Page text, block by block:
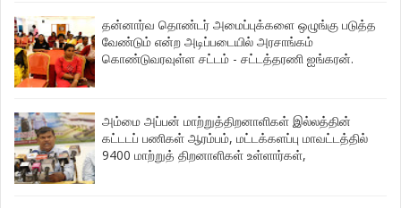
தன்னார்வ தொண்டர் அமைப்புக்களை ஒழுங்கு படுத்த
வேண்டும் என்ற அடிப்படையில் அரசாங்கம்
கொண்டுவரவுள்ள சட்டம் - சட்டத்தரணி ஐங்கரன்.
அம்மை அப்பன் மாற்றுத்திறனாளிகள் இல்லத்தின்
கட்டடப் பணிகள் ஆரம்பம், மட்டக்களப்பு மாவட்டத்தில்
9400 மாற்றுத் திறனாளிகள் உள்ளார்கள்,